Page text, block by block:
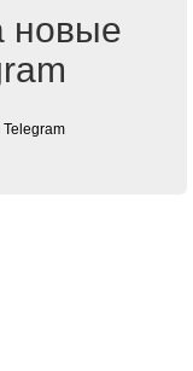
новые
Telegram